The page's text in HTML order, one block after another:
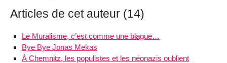
Articles de cet auteur (14)
Le Muralisme, c’est comme une blague…
Bye Bye Jonas Mekas
À Chemnitz, les populistes et les néonazis oublient